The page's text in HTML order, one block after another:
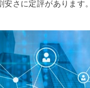
さに定評があります。